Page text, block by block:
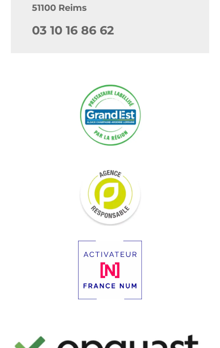
51100 Reims
03 10 16 86 62